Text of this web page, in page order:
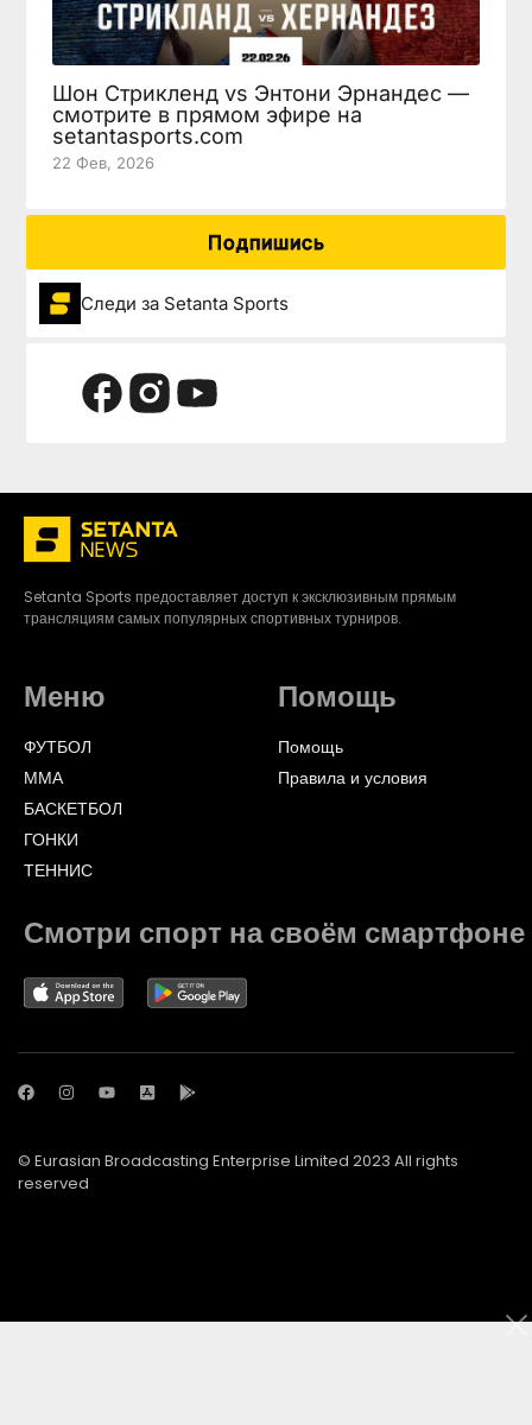
Шон Стрикленд vs Энтони Эрнандес —
смотрите в прямом эфире на
setantasports.com
22 Фев, 2026
Подпишись
Следи за Setanta Sports
Setanta Sports предоставляет доступ к эксклюзивным прямым
трансляциям самых популярных спортивных турниров.
Меню
ФУТБОЛ
ММА
БАСКЕТБОЛ
ГОНКИ
ТЕННИС
Помощь
Помощь
Правила и условия
Смотри спорт на своём смартфоне
© Eurasian Broadcasting Enterprise Limited 2023 All rights
reserved